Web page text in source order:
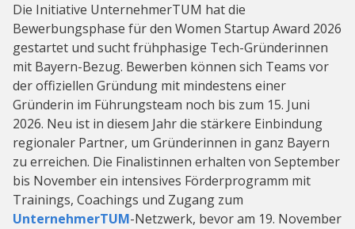
Die Initiative UnternehmerTUM hat die
Bewerbungsphase für den Women Startup Award 2026
gestartet und sucht frühphasige Tech-Gründerinnen
mit Bayern-Bezug. Bewerben können sich Teams vor
der offiziellen Gründung mit mindestens einer
Gründerin im Führungsteam noch bis zum 15. Juni
2026. Neu ist in diesem Jahr die stärkere Einbindung
regionaler Partner, um Gründerinnen in ganz Bayern
zu erreichen. Die Finalistinnen erhalten von September
bis November ein intensives Förderprogramm mit
Trainings, Coachings und Zugang zum
UnternehmerTUM-Netzwerk, bevor am 19. November